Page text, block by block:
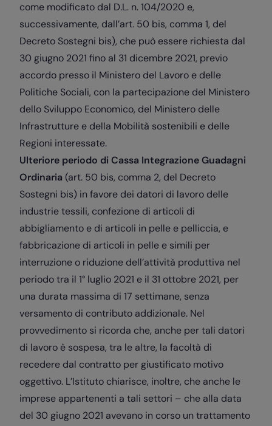
come modificato dal D.L. n. 104/2020 e,
successivamente, dall’art. 50 bis, comma 1, del
Decreto Sostegni bis), che può essere richiesta dal
30 giugno 2021 fino al 31 dicembre 2021, previo
accordo presso il Ministero del Lavoro e delle
Politiche Sociali, con la partecipazione del Ministero
dello Sviluppo Economico, del Ministero delle
Infrastrutture e della Mobilità sostenibili e delle
Regioni interessate.
Ulteriore periodo di Cassa Integrazione Guadagni
Ordinaria (art. 50 bis, comma 2, del Decreto
Sostegni bis) in favore dei datori di lavoro delle
industrie tessili, confezione di articoli di
abbigliamento e di articoli in pelle e pelliccia, e
fabbricazione di articoli in pelle e simili per
interruzione o riduzione dell’attività produttiva nel
periodo tra il 1° luglio 2021 e il 31 ottobre 2021, per
una durata massima di 17 settimane, senza
versamento di contributo addizionale. Nel
provvedimento si ricorda che, anche per tali datori
di lavoro è sospesa, tra le altre, la facoltà di
recedere dal contratto per giustificato motivo
oggettivo. L’Istituto chiarisce, inoltre, che anche le
imprese appartenenti a tali settori – che alla data
del 30 giugno 2021 avevano in corso un trattamento